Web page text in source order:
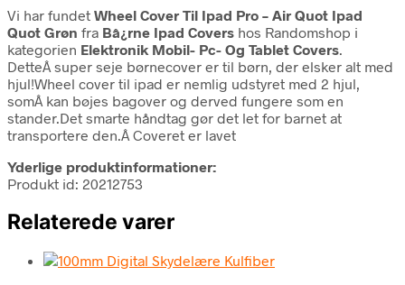
Vi har fundet Wheel Cover Til Ipad Pro – Air Quot Ipad
Quot Grøn fra Bâ¿rne Ipad Covers hos Randomshop i
kategorien Elektronik Mobil- Pc- Og Tablet Covers.
DetteÂ super seje børnecover er til børn, der elsker alt med
hjul!Wheel cover til ipad er nemlig udstyret med 2 hjul,
somÂ kan bøjes bagover og derved fungere som en
stander.Det smarte håndtag gør det let for barnet at
transportere den.Â Coveret er lavet
Yderlige produktinformationer:
Produkt id: 20212753
Relaterede varer